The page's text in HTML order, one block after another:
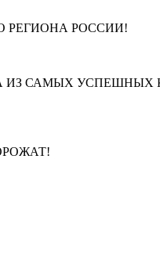
РЕГИОНА РОССИИ!
САМЫХ УСПЕШНЫХ